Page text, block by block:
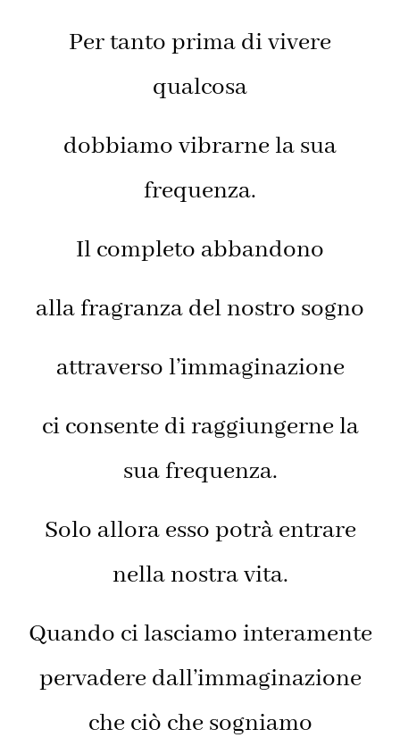
Per tanto prima di vivere
qualcosa
dobbiamo vibrarne la sua
frequenza.
Il completo abbandono
alla fragranza del nostro sogno
attraverso l’immaginazione
ci consente di raggiungerne la
sua frequenza.
Solo allora esso potrà entrare
nella nostra vita.
Quando ci lasciamo interamente
pervadere dall’immaginazione
che ciò che sogniamo